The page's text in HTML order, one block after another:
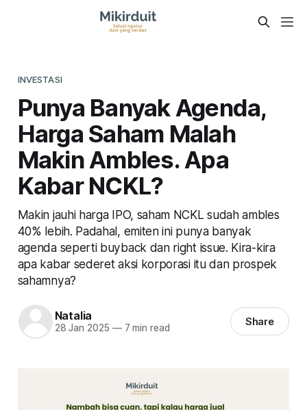
INVESTASI
Punya Banyak Agenda,
Harga Saham Malah
Makin Ambles. Apa
Kabar NCKL?
Makin jauhi harga IPO, saham NCKL sudah ambles
40% lebih. Padahal, emiten ini punya banyak
agenda seperti buyback dan right issue. Kira-kira
apa kabar sederet aksi korporasi itu dan prospek
sahamnya?
Natalia
28 Jan 2025 —7 min read Share